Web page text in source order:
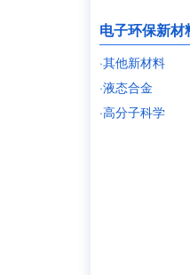
电子环保新材
·其他新材料
·液态合金
·高分子科学